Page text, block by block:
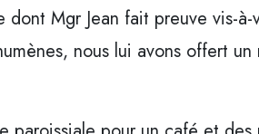
Mgr Jean fait preuve vis-
nous lui avons offert